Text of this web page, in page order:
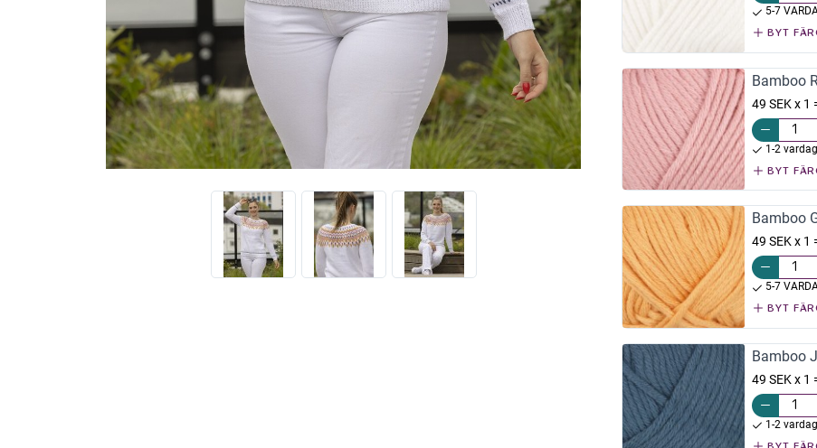
5-7
BYT
Bamboo
49 SEK x 1
1-2
BYT
Bamboo
49 SEK x 1
5-7
BYT
Bamboo
49 SEK x 1
1-2